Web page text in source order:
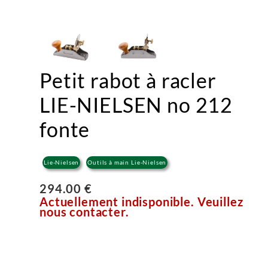
Petit rabot à racler
LIE-NIELSEN no 212
fonte
Lie-Nielsen Outils à main Lie-Nielsen
294.00 €
Actuellement indisponible. Veuillez
nous contacter.